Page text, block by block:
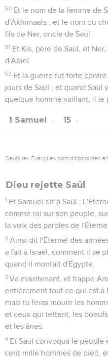
50 Et le nom de la femme de
d'Akhimaats ; et le nom du
fils de Ner, oncle de Saül.
51 Et Kis, père de Saül, et
d'Abiel.
52 Et la guerre fut forte
jours de Saül ; et quand
quelque homme vaillant, il le
1 Samuel 15
Seuls les Évangiles sont disponibles
Dieu rejette Saül
1 Et Samuel dit à Saül :
comme roi sur son peuple,
la voix des paroles de
2 Ainsi dit l'Éternel des
a fait à Israël, comment il se
quand il montait d'Égypte.
3 Va maintenant, et frappe
entièrement tout ce qui est à
mais tu feras mourir les
et ceux qui tettent, les
et les ânes.
4 Et Saül convoqua le peuple
cent mille hommes de pied,